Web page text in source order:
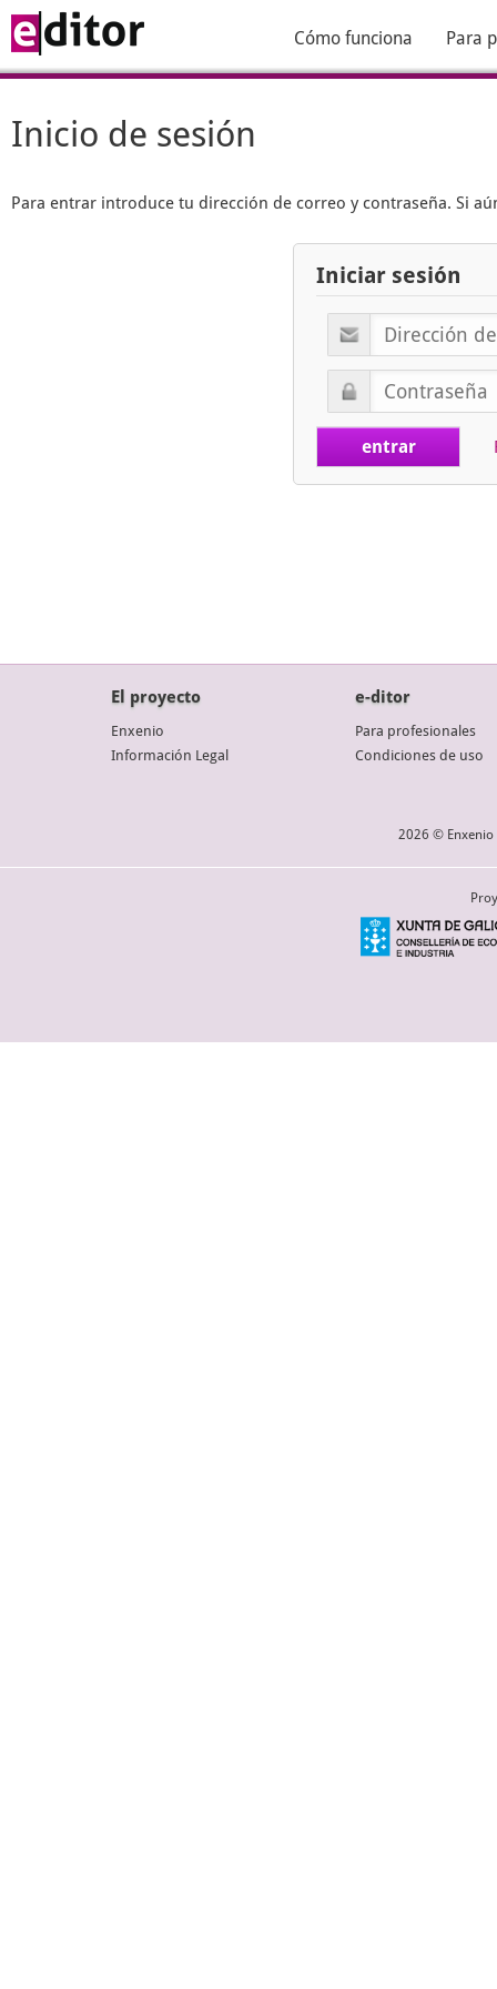
Cómo funciona Para
Inicio de sesión
Para entrar introduce tu dirección de correo y contraseña. Si
Iniciar sesión
El proyecto
Enxenio
Información Legal
e-ditor
Para profesionales
Condiciones de uso
2026 © Enxenio